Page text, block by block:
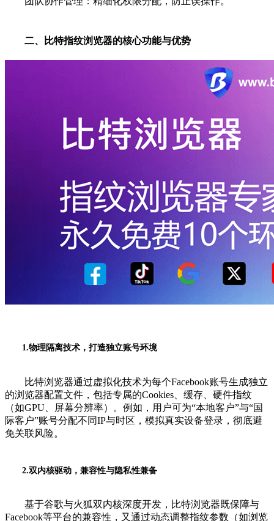
二、比特指纹浏览器的核心功能与优势
1.物理隔离技术，打造独立账号环境
比特浏览器通过虚拟化技术为每个Facebook账号生成独立
的浏览器配置文件，包括专属的Cookies、缓存、硬件指纹
（如GPU、屏幕分辨率）。例如，用户可为“本地客户”与“国
际客户”账号分配不同IP与时区，模拟真实设备登录，彻底避
免关联风险。
2.双内核驱动，兼容性与隐私性兼备
基于谷歌与火狐双内核深度开发，比特浏览器既保障与
Facebook等平台的兼容性，又通过动态调整指纹参数（如浏览